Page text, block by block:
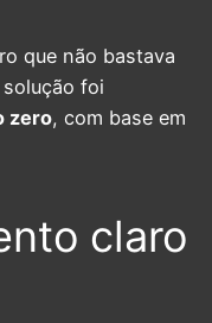
que não bastava
foi
zero, com base em
claro